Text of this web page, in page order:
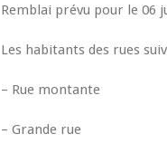
Remblai prévu pour le 06
Les habitants des rues
– Rue montante
– Grande rue